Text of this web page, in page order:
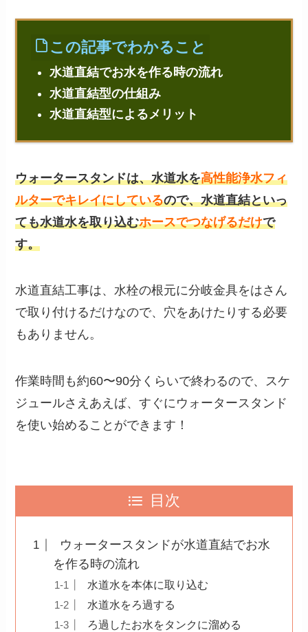
この記事でわかること
水道直結でお水を作る時の流れ
水道直結型の仕組み
水道直結型によるメリット
ウォータースタンドは、水道水を高性能浄水フィ
ルターでキレイにしているので、水道直結といっ
ても水道水を取り込むホースでつなげるだけで
す。
水道直結工事は、水栓の根元に分岐金具をはさん
で取り付けるだけなので、穴をあけたりする必要
もありません。
作業時間も約60〜90分くらいで終わるので、スケ
ジュールさえあえば、すぐにウォータースタンド
を使い始めることができます！
目次
ウォータースタンドが水道直結でお水
を作る時の流れ
水道水を本体に取り込む
水道水をろ過する
ろ過したお水をタンクに溜める